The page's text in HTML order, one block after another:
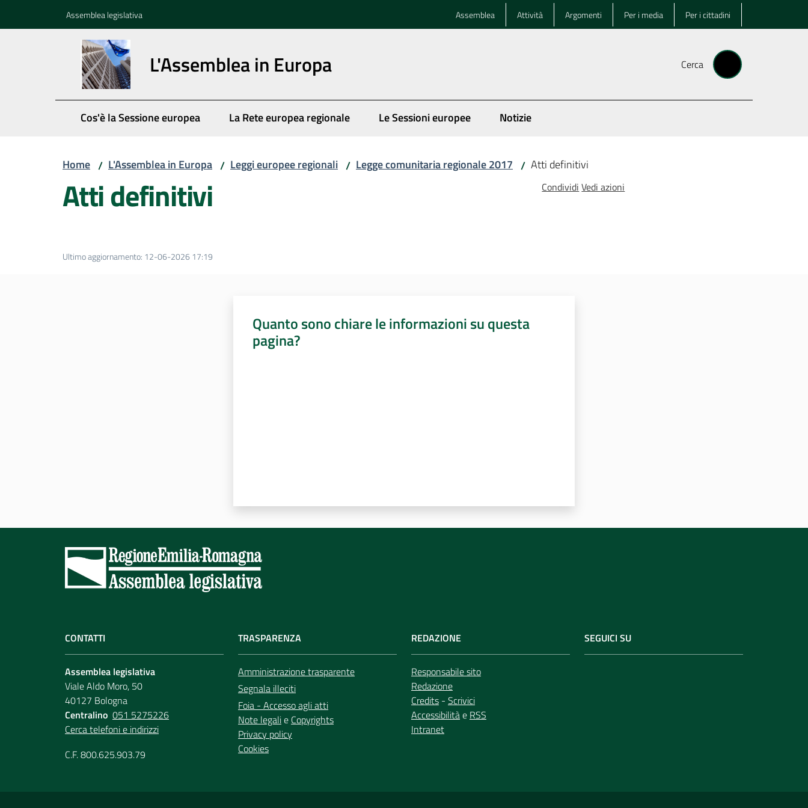
Assemblea legislativa Assemblea Attività Argomenti Per i media Per i cittadini
L'Assemblea in Europa Cerca
Cos'è la Sessione europea La Rete europea regionale Le Sessioni europee Notizie
Home / L'Assemblea in Europa / Leggi europee regionali / Legge comunitaria regionale 2017 / Atti definitivi
Atti definitivi Condividi Vedi azioni
Ultimo aggiornamento: 12-06-2026 17:19
Quanto sono chiare le informazioni su questa
pagina?
CONTATTI
Assemblea legislativa
Viale Aldo Moro, 50
40127 Bologna
Centralino 051 5275226
Cerca telefoni e indirizzi
C.F. 800.625.903.79
TRASPARENZA
Amministrazione trasparente
Segnala illeciti
Foia - Accesso agli atti
Note legalie Copyrights
Privacy policy
Cookies
REDAZIONE
Responsabile sito
Redazione
Credits - Scrivici
Accessibilitàe RSS
Intranet
SEGUICI SU